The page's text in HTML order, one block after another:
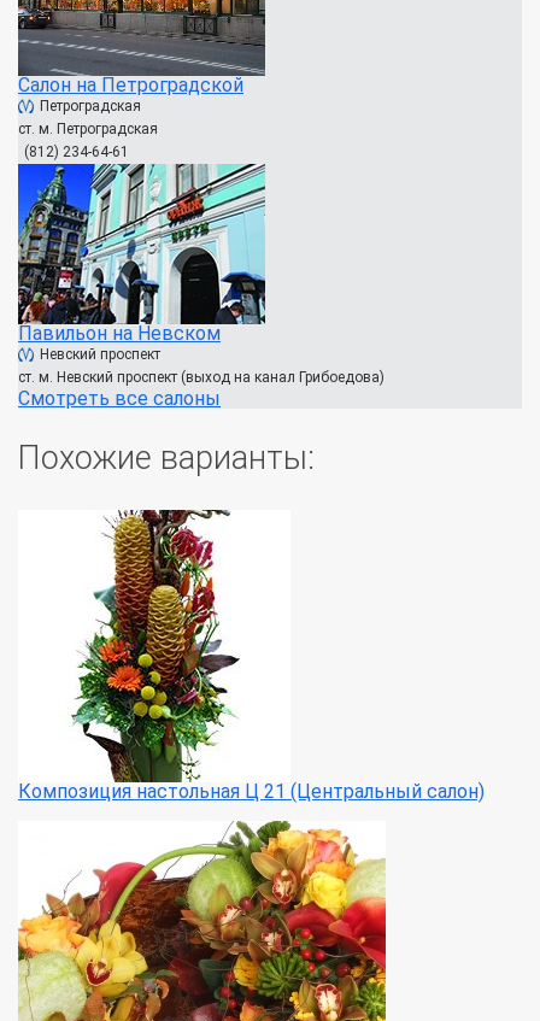
Салон на Петроградской
Петроградская
ст. м. Петроградская
(812) 234-64-61
Павильон на Невском
Невский проспект
ст. м. Невский проспект (выход на канал Грибоедова)
Смотреть все салоны
Похожие варианты:
Композиция настольная Ц 21 (Центральный салон)